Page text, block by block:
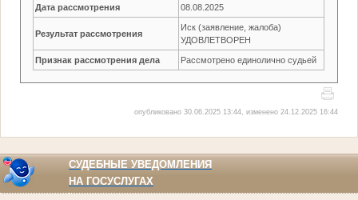
Дата рассмотрения 08.08.2025
Результат рассмотрения
Иск (заявление, жалоба)
УДОВЛЕТВОРЕН
Признак рассмотрения дела Рассмотрено единолично судьей
опубликовано 30.06.2025 13:44, изменено 24.12.2025 16:44
СУДЕБНЫЕ УВЕДОМЛЕНИЯ
НА ГОСУСЛУГАХ